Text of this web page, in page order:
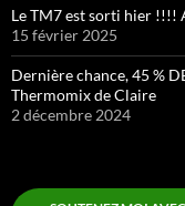
Le TM7 est sorti hier !!!!
15 février 2025
Dernière chance, 45 %
Thermomix de Claire
2 décembre 2024